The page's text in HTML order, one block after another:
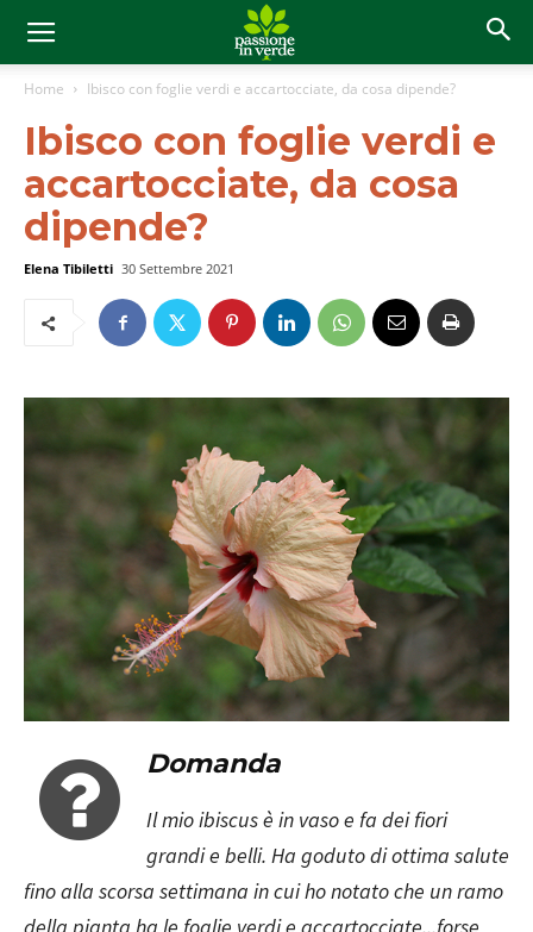
Home Ibisco con foglie verdi e accartocciate, da cosa dipende?
Ibisco con foglie verdi e
accartocciate, da cosa
dipende?
Elena Tibiletti 30 Settembre 2021
Domanda
Il mio ibiscus è in vaso e fa dei fiori
grandi e belli. Ha goduto di ottima salute
fino alla scorsa settimana in cui ho notato che un ramo